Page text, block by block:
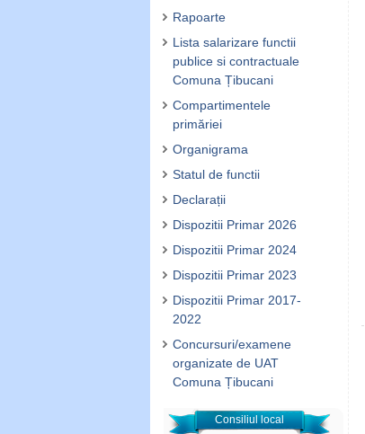
Rapoarte
Lista salarizare functii
publice si contractuale
Comuna Țibucani
Compartimentele
primăriei
Organigrama
Statul de functii
Declarații
Dispozitii Primar 2026
Dispozitii Primar 2024
Dispozitii Primar 2023
Dispozitii Primar 2017-
2022
Concursuri/examene
organizate de UAT
Comuna Țibucani
Consiliul local